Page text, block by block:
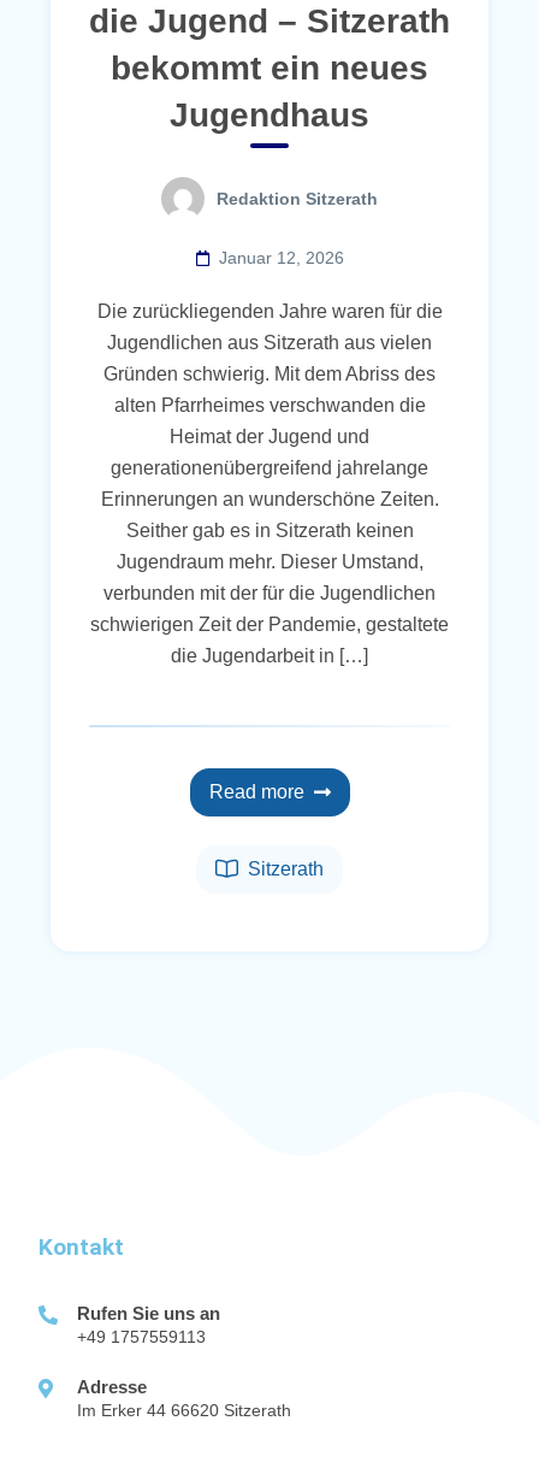
die Jugend – Sitzerath
bekommt ein neues
Jugendhaus
Redaktion Sitzerath
Januar 12, 2026
Die zurückliegenden Jahre waren für die
Jugendlichen aus Sitzerath aus vielen
Gründen schwierig. Mit dem Abriss des
alten Pfarrheimes verschwanden die
Heimat der Jugend und
generationenübergreifend jahrelange
Erinnerungen an wunderschöne Zeiten.
Seither gab es in Sitzerath keinen
Jugendraum mehr. Dieser Umstand,
verbunden mit der für die Jugendlichen
schwierigen Zeit der Pandemie, gestaltete
die Jugendarbeit in […]
Read more
Sitzerath
Kontakt
Rufen Sie uns an
+49 1757559113
Adresse
Im Erker 44 66620 Sitzerath